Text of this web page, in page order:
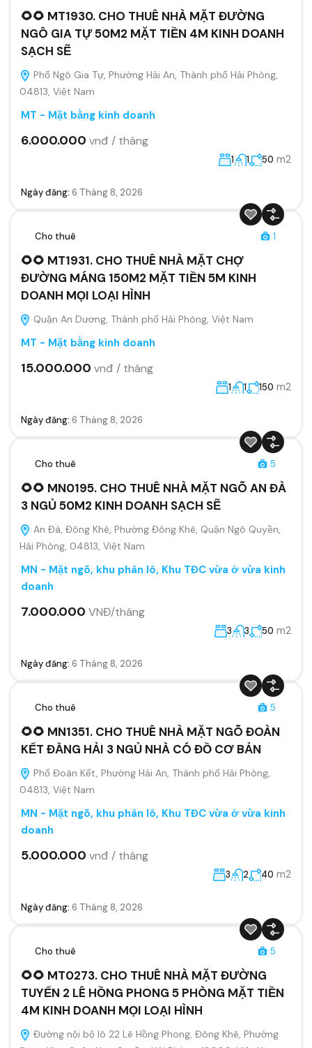
🌻🌻 MT1930. CHO THUÊ NHÀ MẶT ĐƯỜNG
NGÔ GIA TỰ 50M2 MẶT TIỀN 4M KINH DOANH
SẠCH SẼ
Phố Ngô Gia Tự, Phường Hải An, Thành phố Hải Phòng,
04813, Việt Nam
MT - Mặt bằng kinh doanh
6.000.000 vnđ / tháng
1 1 50 m2
Ngày đăng: 6 Tháng 8, 2026
Cho thuê 1
🌻🌻 MT1931. CHO THUÊ NHÀ MẶT CHỢ
ĐƯỜNG MÁNG 150M2 MẶT TIỀN 5M KINH
DOANH MỌI LOẠI HÌNH
Quận An Dương, Thành phố Hải Phòng, Việt Nam
MT - Mặt bằng kinh doanh
15.000.000 vnđ / tháng
1 1 150 m2
Ngày đăng: 6 Tháng 8, 2026
Cho thuê 5
🌻🌻 MN0195. CHO THUÊ NHÀ MẶT NGÕ AN ĐÀ
3 NGỦ 50M2 KINH DOANH SẠCH SẼ
An Đà, Đông Khê, Phường Đông Khê, Quận Ngô Quyền,
Hải Phòng, 04813, Việt Nam
MN - Mặt ngõ, khu phân lô, Khu TĐC vừa ở vừa kinh
doanh
7.000.000 VNĐ/tháng
3 3 50 m2
Ngày đăng: 6 Tháng 8, 2026
Cho thuê 5
🌻🌻 MN1351. CHO THUÊ NHÀ MẶT NGÕ ĐOÀN
KẾT ĐẰNG HẢI 3 NGỦ NHÀ CÓ ĐỒ CƠ BẢN
Phố Đoàn Kết, Phường Hải An, Thành phố Hải Phòng,
04813, Việt Nam
MN - Mặt ngõ, khu phân lô, Khu TĐC vừa ở vừa kinh
doanh
5.000.000 vnđ / tháng
3 2 40 m2
Ngày đăng: 6 Tháng 8, 2026
Cho thuê 5
🌻🌻 MT0273. CHO THUÊ NHÀ MẶT ĐƯỜNG
TUYẾN 2 LÊ HỒNG PHONG 5 PHÒNG MẶT TIỀN
4M KINH DOANH MỌI LOẠI HÌNH
Đường nội bộ lô 22 Lê Hồng Phong, Đông Khê, Phường